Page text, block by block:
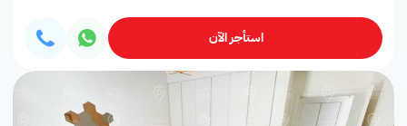
استأجر الآن